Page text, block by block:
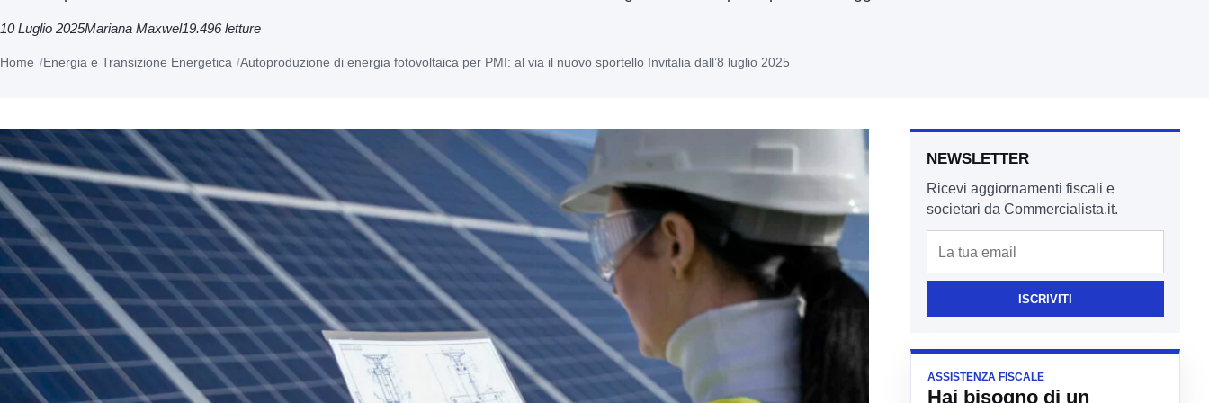
10 Luglio 2025Mariana Maxwel19.496 letture
Home Energia e Transizione Energetica Autoproduzione di energia fotovoltaica per PMI: al via il nuovo sportello Invitalia dall’8 luglio 2025
NEWSLETTER
Ricevi aggiornamenti fiscali e
societari da Commercialista.it.
ISCRIVITI
ASSISTENZA FISCALE
Hai bisogno di un